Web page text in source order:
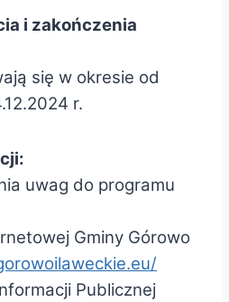
i zakończenia
się w okresie od
r.
uwag do programu
Gminy Górowo
Publicznej